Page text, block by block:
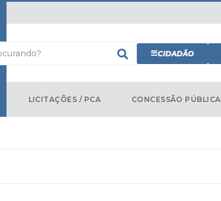
CIDADÃO
LICITAÇÕES / PCA CONCESSÃO PÚBLICA